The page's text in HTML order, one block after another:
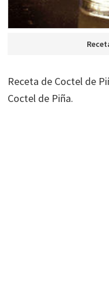
Receta de Coctel de
Coctel de Piña.